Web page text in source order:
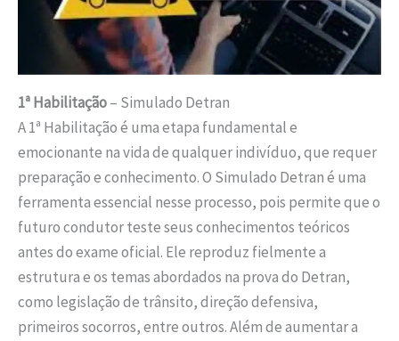
1ª Habilitação– Simulado Detran
A 1ª Habilitação é uma etapa fundamental e
emocionante na vida de qualquer indivíduo, que requer
preparação e conhecimento. O Simulado Detran é uma
ferramenta essencial nesse processo, pois permite que o
futuro condutor teste seus conhecimentos teóricos
antes do exame oficial. Ele reproduz fielmente a
estrutura e os temas abordados na prova do Detran,
como legislação de trânsito, direção defensiva,
primeiros socorros, entre outros. Além de aumentar a